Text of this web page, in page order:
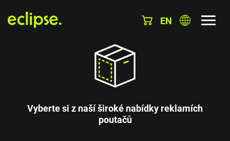
EN
Vyberte si z naší široké nabídky reklamích
poutačů